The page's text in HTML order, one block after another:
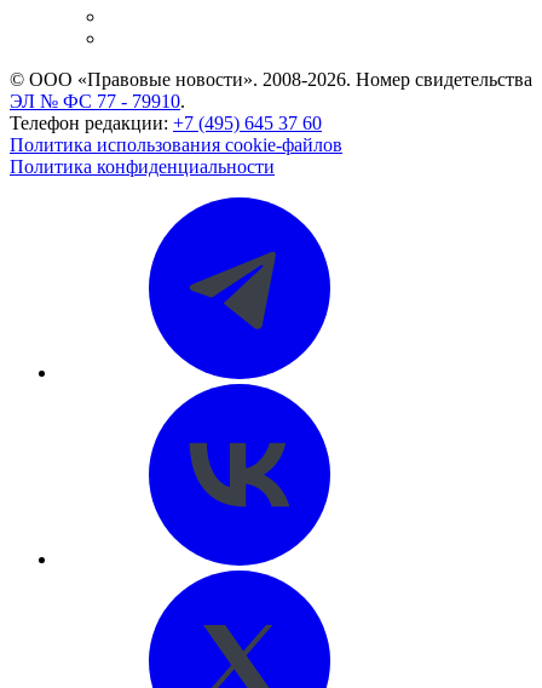
© ООО «Правовые новости». 2008-2026. Номер свидетельства
ЭЛ № ФС 77 - 79910.
Телефон редакции: +7 (495) 645 37 60
Политика использования cookie-файлов
Политика конфиденциальности